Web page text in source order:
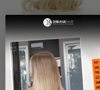
TESSITURA ONDULATA
100 GR | DB2
€180,00
Da €144,00
RISPARMIA 20%